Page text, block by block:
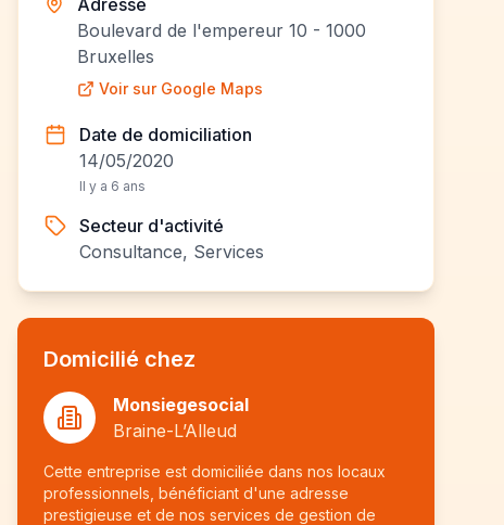
Adresse
Boulevard de l'empereur 10 - 1000
Bruxelles
Voir sur Google Maps
Date de domiciliation
14/05/2020
Il y a 6 ans
Secteur d'activité
Consultance, Services
Domicilié chez
Monsiegesocial
Braine-L’Alleud
Cette entreprise est domiciliée dans nos locaux
professionnels, bénéficiant d'une adresse
prestigieuse et de nos services de gestion de